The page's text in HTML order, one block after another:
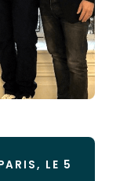
LE 5